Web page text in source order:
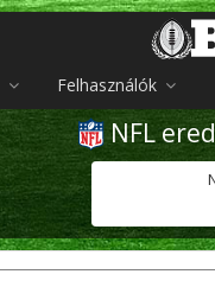
Felhasználók
NFL